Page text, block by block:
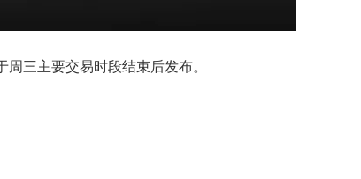
三主要交易时段结束后发布。